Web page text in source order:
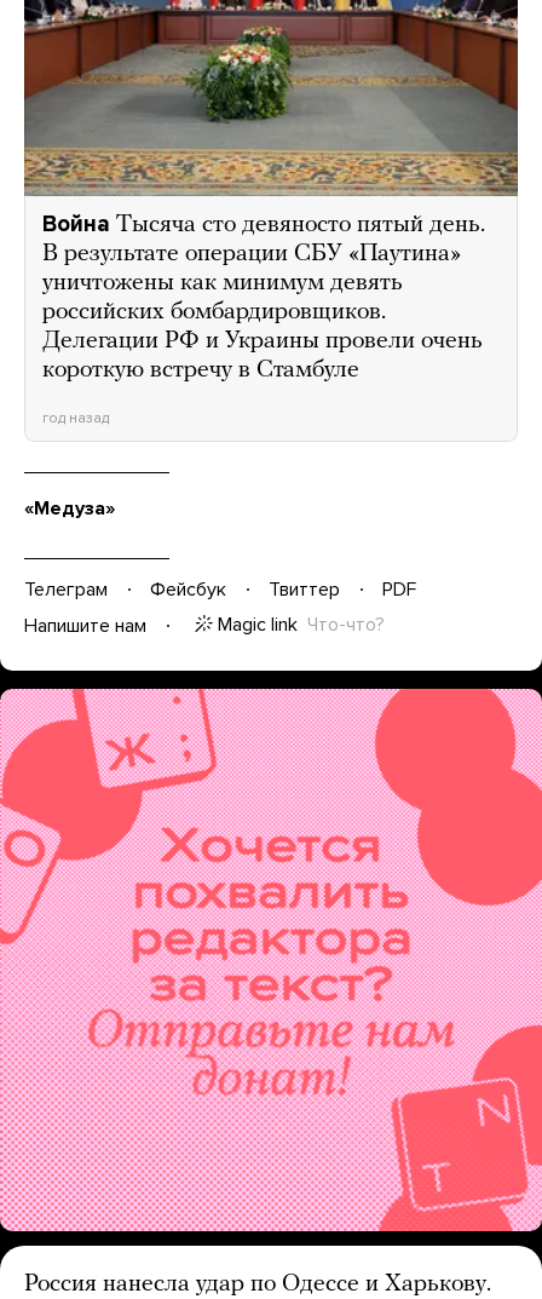
Война Тысяча сто девяносто пятый день.
В результате операции СБУ «Паутина»
уничтожены как минимум девять
российских бомбардировщиков.
Делегации РФ и Украины провели очень
короткую встречу в Стамбуле
год назад
«Медуза»
Телеграм Фейсбук Твиттер
PDF
Напишите нам
Magic link Что-что?
Россия нанесла удар по Одессе и Харькову.